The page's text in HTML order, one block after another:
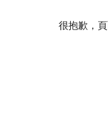
很抱歉，